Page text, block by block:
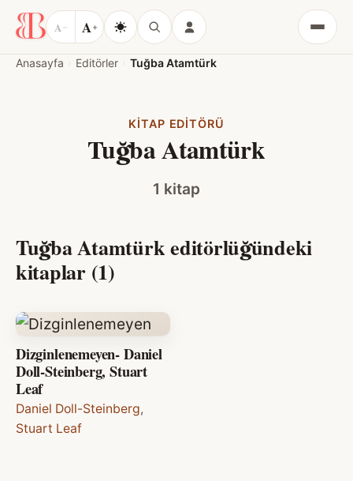
A − A+
Menü
Anasayfa Editörler Tuğba Atamtürk
KITAP EDITÖRÜ
Tuğba Atamtürk
1 kitap
Tuğba Atamtürk editörlüğündeki
kitaplar (1)
Dizginlenemeyen- Daniel
Doll-Steinberg, Stuart
Leaf
Daniel Doll-Steinberg,
Stuart Leaf